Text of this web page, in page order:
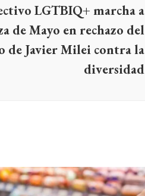
LGTBIQ+ marcha a
de Mayo en rechazo del
de Javier Milei contra la
diversidad